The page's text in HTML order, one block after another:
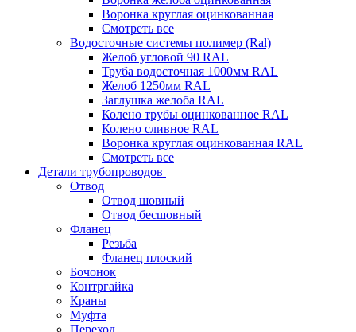
Воронка круглая оцинкованная
Смотреть все
Водосточные системы полимер (Ral)
Желоб угловой 90 RAL
Труба водосточная 1000мм RAL
Желоб 1250мм RAL
Заглушка желоба RAL
Колено трубы оцинкованное RAL
Колено сливное RAL
Воронка круглая оцинкованная RAL
Смотреть все
Детали трубопроводов
Отвод
Отвод шовный
Отвод бесшовный
Фланец
Резьба
Фланец плоский
Бочонок
Контргайка
Краны
Муфта
Переход